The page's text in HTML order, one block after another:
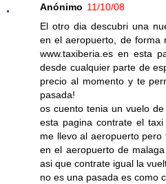
Anónimo 11/10/08
El otro dia descubri una
en el aeropuerto, de forma
www.taxiberia.es en esta
desde cualquier parte de
precio al momento y te
pasada!
os cuento tenia un vuelo
esta pagina contrate el
me llevo al aeropuerto
en el aeropuerto de
asi que contrate igual la
no es una pasada es como